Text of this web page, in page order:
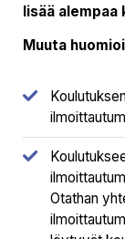
lisää alempaa
Muuta
Otathan